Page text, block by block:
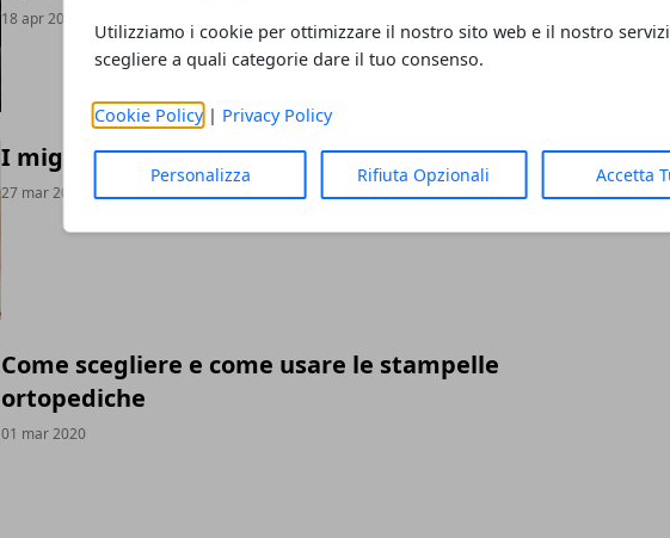
Utilizziamo i cookie per ottimizzare il nostro sito web e il nostro
scegliere a quali categorie dare il tuo consenso.
Cookie Policy| Privacy Policy
Personalizza Rifiuta Opzionali Accetta
18 apr 2020
I migliori plantari sportivi su misura a Roma
27 mar 2020
Come scegliere e come usare le stampelle
ortopediche
01 mar 2020